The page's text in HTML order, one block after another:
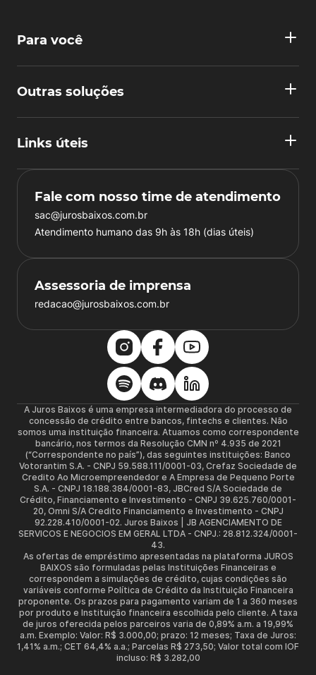
Para você
Outras soluções
Links úteis
Fale com nosso time de atendimento
sac@jurosbaixos.com.br
Atendimento humano das 9h às 18h (dias úteis)
Assessoria de imprensa
redacao@jurosbaixos.com.br
A Juros Baixos é uma empresa intermediadora do processo de
concessão de crédito entre bancos, fintechs e clientes. Não
somos uma instituição financeira. Atuamos como correspondente
bancário, nos termos da Resolução CMN nº 4.935 de 2021
(“Correspondente no país”), das seguintes instituições: Banco
Votorantim S.A. - CNPJ 59.588.111/0001-03, Crefaz Sociedade de
Credito Ao Microempreendedor e A Empresa de Pequeno Porte
S.A. - CNPJ 18.188.384/0001-83, JBCred S/A Sociedade de
Crédito, Financiamento e Investimento - CNPJ 39.625.760/0001-
20, Omni S/A Credito Financiamento e Investimento - CNPJ
92.228.410/0001-02. Juros Baixos | JB AGENCIAMENTO DE
SERVICOS E NEGOCIOS EM GERAL LTDA - CNPJ.: 28.812.324/0001-
43.
As ofertas de empréstimo apresentadas na plataforma JUROS
BAIXOS são formuladas pelas Instituições Financeiras e
correspondem a simulações de crédito, cujas condições são
variáveis conforme Política de Crédito da Instituição Financeira
proponente. Os prazos para pagamento variam de 1 a 360 meses
por produto e Instituição financeira escolhida pelo cliente. A taxa
de juros oferecida pelos parceiros varia de 0,89% a.m. a 19,99%
a.m. Exemplo: Valor: R$ 3.000,00; prazo: 12 meses; Taxa de Juros:
1,41% a.m.; CET 64,4% a.a.; Parcelas R$ 273,50; Valor total com IOF
incluso: R$ 3.282,00